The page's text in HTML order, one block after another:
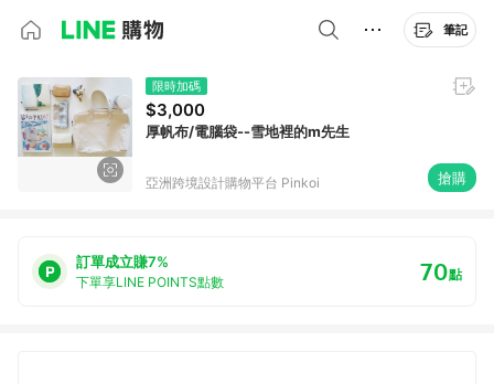
筆記
限時加碼
$3,000
厚帆布/電腦袋--雪地裡的m先生
亞洲跨境設計購物平台 Pinkoi 搶購
訂單成立賺7%
下單享LINE POINTS點數 70點